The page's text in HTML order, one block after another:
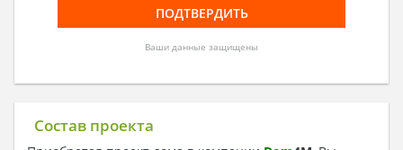
Ваши данные защищены
Состав проекта